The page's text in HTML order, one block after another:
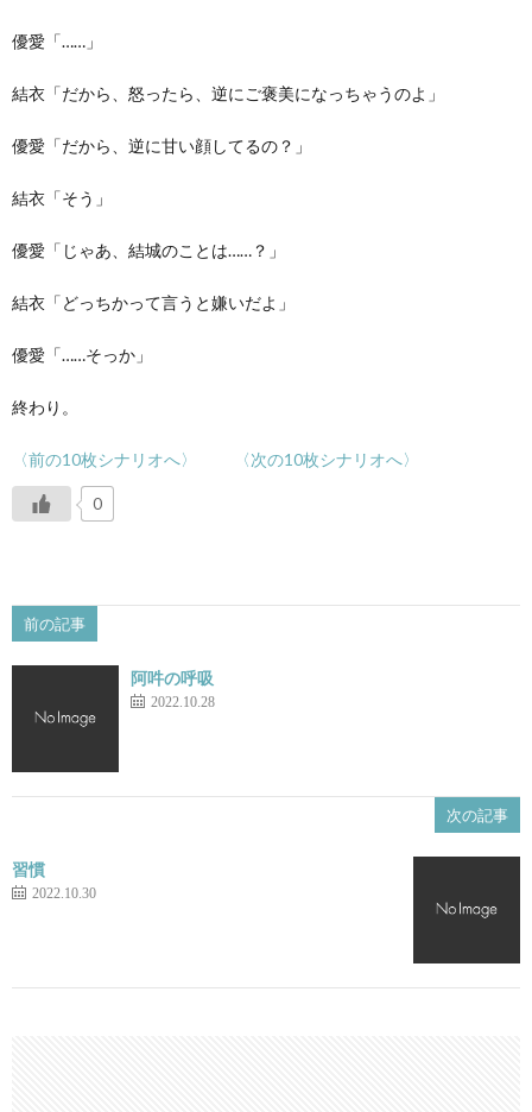
優愛「……」
結衣「だから、怒ったら、逆にご褒美になっちゃうのよ」
優愛「だから、逆に甘い顔してるの？」
結衣「そう」
優愛「じゃあ、結城のことは……？」
結衣「どっちかって言うと嫌いだよ」
優愛「……そっか」
終わり。
〈前の10枚シナリオへ〉 〈次の10枚シナリオへ〉
0
前の記事
阿吽の呼吸
2022.10.28
次の記事
習慣
2022.10.30